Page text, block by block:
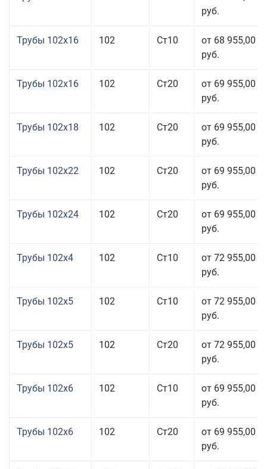
руб.
Трубы 102x16 102 Ст10
от 68 955,00
руб.
Трубы 102x16 102 Ст20
от 69 955,00
руб.
Трубы 102x18 102 Ст20
от 69 955,00
руб.
Трубы 102x22 102 Ст20
от 69 955,00
руб.
Трубы 102x24 102 Ст20
от 69 955,00
руб.
Трубы 102x4 102 Ст10
от 72 955,00
руб.
Трубы 102x5 102 Ст10
от 72 955,00
руб.
Трубы 102x5 102 Ст20
от 72 955,00
руб.
Трубы 102x6 102 Ст10
от 69 955,00
руб.
Трубы 102x6 102 Ст20
от 69 955,00
руб.